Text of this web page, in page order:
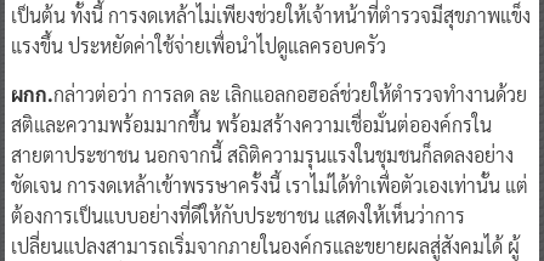
เป็นต้น ทั้งนี้ การงดเหล้าไม่เพียงช่วยให้เจ้าหน้าที่ตำรวจมีสุขภาพแข็ง
แรงขึ้น ประหยัดค่าใช้จ่ายเพื่อนำไปดูแลครอบครัว
ผกก.กล่าวต่อว่า การลด ละ เลิกแอลกอฮอล์ช่วยให้ตำรวจทำงานด้วย
สติและความพร้อมมากขึ้น พร้อมสร้างความเชื่อมั่นต่อองค์กรใน
สายตาประชาชน นอกจากนี้ สถิติความรุนแรงในชุมชนก็ลดลงอย่าง
ชัดเจน การงดเหล้าเข้าพรรษาครั้งนี้ เราไม่ได้ทำเพื่อตัวเองเท่านั้น แต่
ต้องการเป็นแบบอย่างที่ดีให้กับประชาชน แสดงให้เห็นว่าการ
เปลี่ยนแปลงสามารถเริ่มจากภายในองค์กรและขยายผลสู่สังคมได้ ผู้